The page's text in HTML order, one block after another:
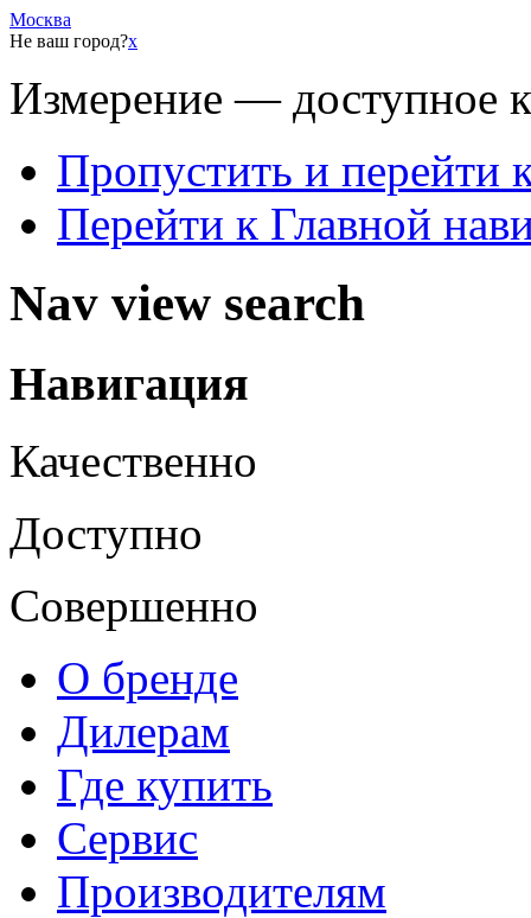
Москва
Не ваш город?x
Измерение — доступное
Пропустить и перейти
Перейти к Главной
Nav view search
Навигация
Качественно
Доступно
Совершенно
О бренде
Дилерам
Где купить
Сервис
Производителям